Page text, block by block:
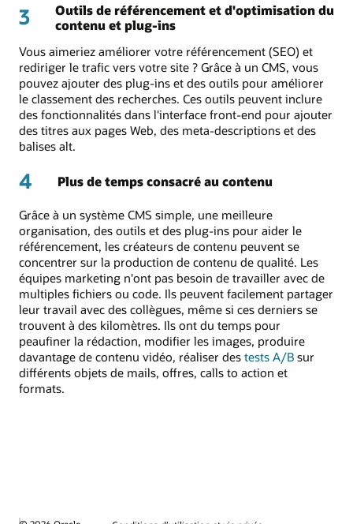
3
Outils de référencement et d'optimisation du
contenu et plug-ins
Vous aimeriez améliorer votre référencement (SEO) et
rediriger le trafic vers votre site ? Grâce à un CMS, vous
pouvez ajouter des plug-ins et des outils pour améliorer
le classement des recherches. Ces outils peuvent inclure
des fonctionnalités dans l'interface front-end pour ajouter
des titres aux pages Web, des meta-descriptions et des
balises alt.
4 Plus de temps consacré au contenu
Grâce à un système CMS simple, une meilleure
organisation, des outils et des plug-ins pour aider le
référencement, les créateurs de contenu peuvent se
concentrer sur la production de contenu de qualité. Les
équipes marketing n'ont pas besoin de travailler avec de
multiples fichiers ou code. Ils peuvent facilement partager
leur travail avec des collègues, même si ces derniers se
trouvent à des kilomètres. Ils ont du temps pour
peaufiner la rédaction, modifier les images, produire
davantage de contenu vidéo, réaliser des tests A/B sur
différents objets de mails, offres, calls to action et
formats.